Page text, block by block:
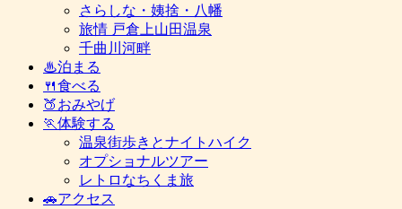
さらしな・姨捨・八幡
旅情 戸倉上山田温泉
千曲川河畔
♨泊まる
🍴食べる
🍑おみやげ
🏃体験する
温泉街歩きとナイトハイク
オプショナルツアー
レトロなちくま旅
🚗アクセス